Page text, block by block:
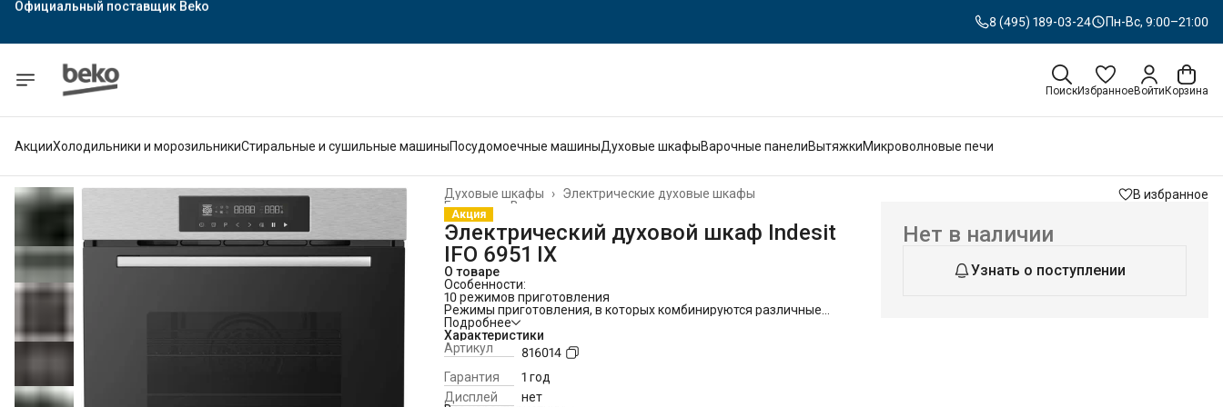
Официальный поставщик Hotpoint
8 (495) 189-03-24 Пн-Вс, 9:00–21:00
ПоискИзбранноеВойти Корзина
АкцииХолодильники и морозильникиСтиральные и сушильные машиныПосудомоечные машиныДуховые шкафыВарочные панелиВытяжкиМикроволновые печи
Электрические духовые шкафы
Духовые шкафы
›
Встраиваемая техника
Главная
Акция
Электрический духовой шкаф Indesit
IFO 6951 IX
О товаре
Особенности:
10 режимов приготовления
Режимы приготовления, в которых комбинируются различные
нагревательные элементы и вращение вентилятора в задней
части камеры духового шкафа, позволяют легко подобрать
оптимальные условия для приготовления различных блюд – от
простого рагу до нежной пиццы.
Камера духового шкафа объемом 70 литров
Большой объем рабочей камеры позволит приготовить обед
сразу на большую семью или испечь печенье для большого
Подробнее
Характеристики
Артикул
816014
Гарантия
1 год
Дисплей
нет
В избранное
Нет в наличии
Узнать о поступлении